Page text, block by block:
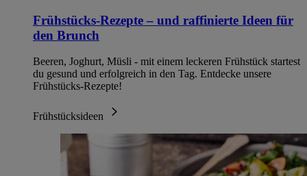
Frühstücks-Rezepte – und raffinierte Ideen für
den Brunch
Beeren, Joghurt, Müsli - mit einem leckeren Frühstück startest
du gesund und erfolgreich in den Tag. Entdecke unsere
Frühstücks-Rezepte!
Frühstücksideen